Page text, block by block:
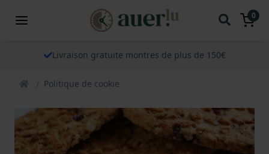
0
Livraison gratuite montres de plus de 150€
Politique de cookie